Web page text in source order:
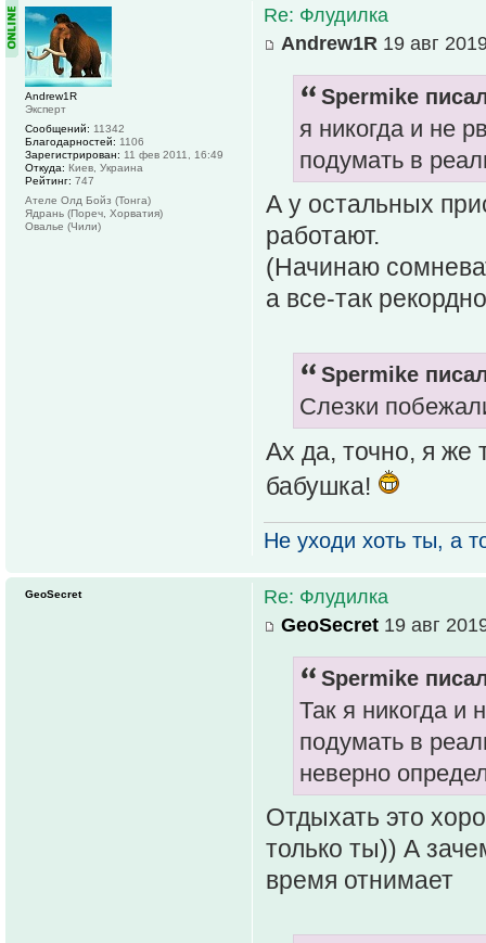
Re: Флудилка
Andrew1R 19 авг
Spermike
я никогда и не
подумать в
А у остальных
работают.
(Начинаю
а все-так
Spermike
Слезки
Ах да, точно, я же
бабушка!
Не уходи хоть ты, а
Andrew1R
Эксперт
Сообщений: 11342
Благодарностей: 1106
Зарегистрирован: 11 фев 2011, 16:49
Откуда: Киев, Украина
Рейтинг: 747
Ателе Олд Бойз (Тонга)
Ядрань (Пореч, Хорватия)
Овалье (Чили)
Re: Флудилка
GeoSecret 19 авг
Spermike
Так я никогда и
подумать в
неверно
Отдыхать это
только ты)) А
время отнимает
GeoSecret